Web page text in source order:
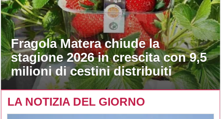
Fragola Matera chiude la
stagione 2026 in crescita con 9,5
milioni di cestini distribuiti
LA NOTIZIA DEL GIORNO